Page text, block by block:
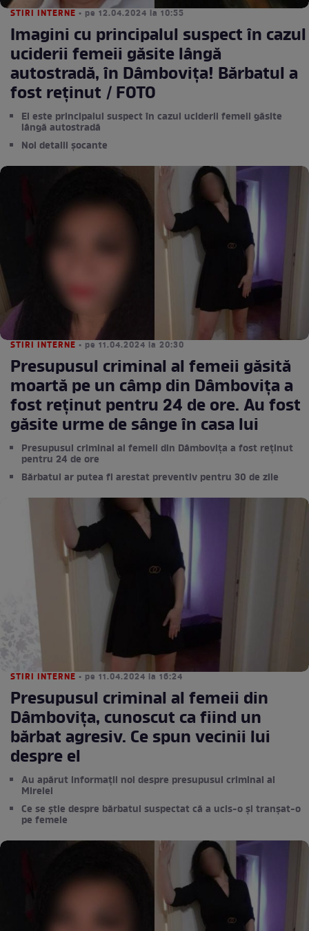
STIRI INTERNE • pe 12.04.2024 la 10:55
Imagini cu principalul suspect în cazul
uciderii femeii găsite lângă
autostradă, în Dâmbovița! Bărbatul a
fost reținut / FOTO
El este principalul suspect în cazul uciderii femeii găsite
lângă autostradă
Noi detalii șocante
STIRI INTERNE • pe 11.04.2024 la 20:30
Presupusul criminal al femeii găsită
moartă pe un câmp din Dâmbovița a
fost reținut pentru 24 de ore. Au fost
găsite urme de sânge în casa lui
Presupusul criminal al femeii din Dâmbovița a fost reținut
pentru 24 de ore
Bărbatul ar putea fi arestat preventiv pentru 30 de zile
STIRI INTERNE • pe 11.04.2024 la 16:24
Presupusul criminal al femeii din
Dâmbovița, cunoscut ca fiind un
bărbat agresiv. Ce spun vecinii lui
despre el
Au apărut informații noi despre presupusul criminal al
Mirelei
Ce se știe despre bărbatul suspectat că a ucis-o și tranșat-o
pe femeie